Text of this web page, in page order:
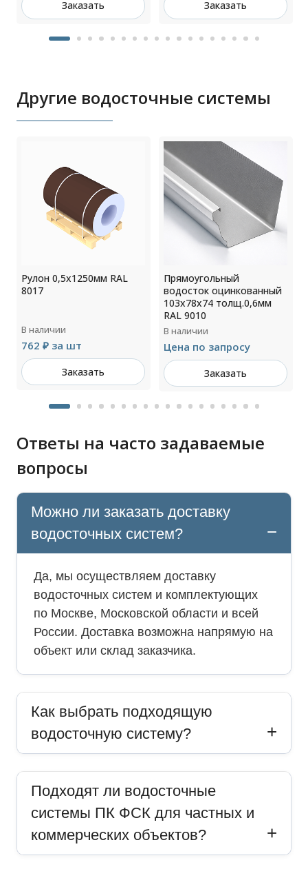
Заказать Заказать
Другие водосточные системы
Рулон 0,5x1250мм RAL
8017
В наличии
762 ₽ за шт
Заказать
Прямоугольный
водосток оцинкованный
103х78х74 толщ.0,6мм
RAL 9010
В наличии
Цена по запросу
Заказать
Ответы на часто задаваемые
вопросы
Можно ли заказать доставку
водосточных систем?
Да, мы осуществляем доставку
водосточных систем и комплектующих
по Москве, Московской области и всей
России. Доставка возможна напрямую на
объект или склад заказчика.
Как выбрать подходящую
водосточную систему?
Подходят ли водосточные
системы ПК ФСК для частных и
коммерческих объектов?